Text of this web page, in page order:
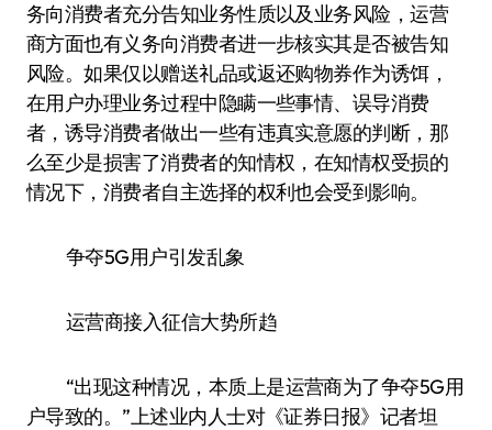
务向消费者充分告知业务性质以及业务风险，运营
商方面也有义务向消费者进一步核实其是否被告知
风险。如果仅以赠送礼品或返还购物券作为诱饵，
在用户办理业务过程中隐瞒一些事情、误导消费
者，诱导消费者做出一些有违真实意愿的判断，那
么至少是损害了消费者的知情权，在知情权受损的
情况下，消费者自主选择的权利也会受到影响。
争夺5G用户引发乱象
运营商接入征信大势所趋
“出现这种情况，本质上是运营商为了争夺5G用
户导致的。”上述业内人士对《证券日报》记者坦